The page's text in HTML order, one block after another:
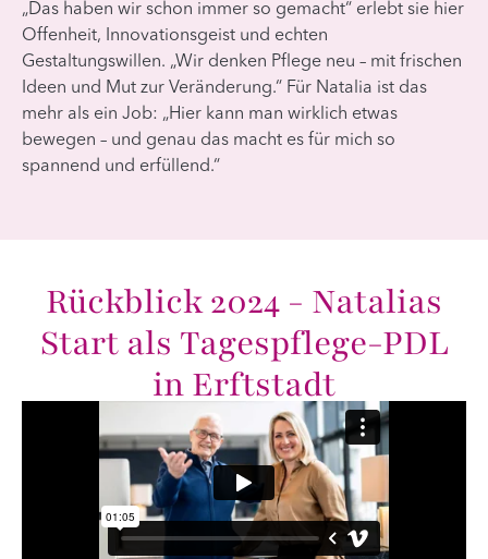
„Das haben wir schon immer so gemacht“ erlebt sie hier
Offenheit, Innovationsgeist und echten
Gestaltungswillen. „Wir denken Pflege neu – mit frischen
Ideen und Mut zur Veränderung.“ Für Natalia ist das
mehr als ein Job: „Hier kann man wirklich etwas
bewegen – und genau das macht es für mich so
spannend und erfüllend.“
Rückblick 2024 - Natalias
Start als Tagespflege-PDL
in Erftstadt